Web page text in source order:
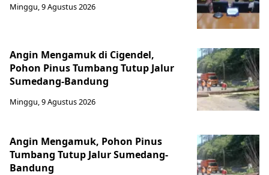
Minggu, 9 Agustus 2026
Angin Mengamuk di Cigendel,
Pohon Pinus Tumbang Tutup Jalur
Sumedang-Bandung
Minggu, 9 Agustus 2026
Angin Mengamuk, Pohon Pinus
Tumbang Tutup Jalur Sumedang-
Bandung